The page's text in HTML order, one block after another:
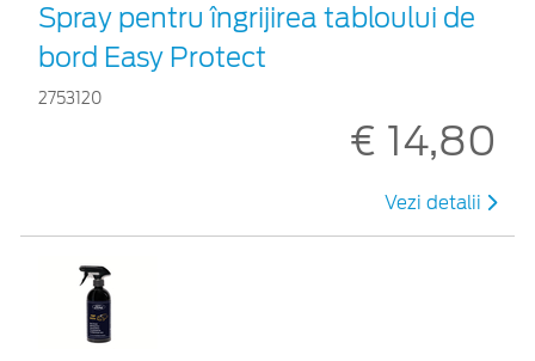
Spray pentru îngrijirea tabloului de
bord Easy Protect
2753120
€ 14,80
Vezi detalii